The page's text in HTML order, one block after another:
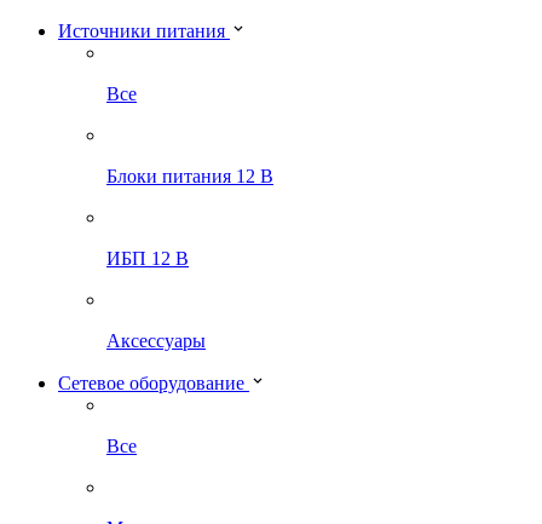
Источники питания
Все
Блоки питания 12 В
ИБП 12 В
Аксессуары
Сетевое оборудование
Все